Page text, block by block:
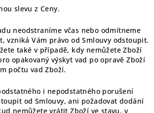
slevu z Ceny.
neodstraníme včas nebo odmítneme
vzniká Vám právo od Smlouvy odstoupit.
také v případě, kdy nemůžete Zboží
opakovaný výskyt vad po opravě Zboží
počtu vad Zboží.
i nepodstatného porušení
od Smlouvy, ani požadovat dodání
nemůžete vrátit Zboží ve stavu, v